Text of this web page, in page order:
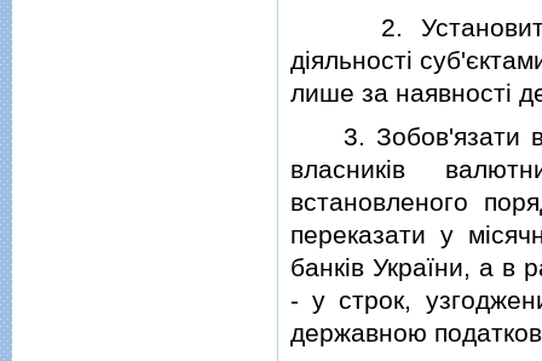
2. Установити,
дiяльностi
лише за наявностi
3. Зобов'язати
власникiв
встановленого
переказати у
банкiв України, а в
- у строк,
державною